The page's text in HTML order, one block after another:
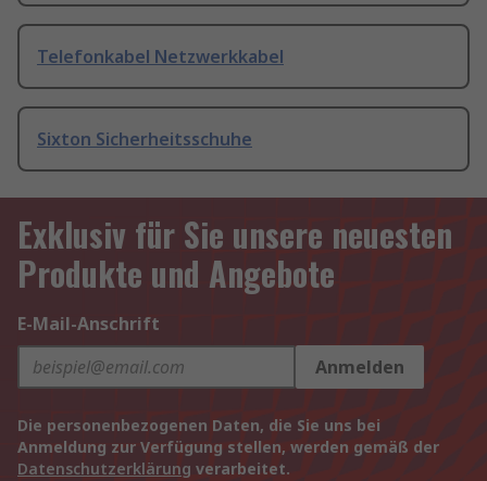
Telefonkabel Netzwerkkabel
Sixton Sicherheitsschuhe
Exklusiv für Sie unsere neuesten
Produkte und Angebote
E-Mail-Anschrift
Anmelden
Die personenbezogenen Daten, die Sie uns bei
Anmeldung zur Verfügung stellen, werden gemäß der
Datenschutzerklärung verarbeitet.